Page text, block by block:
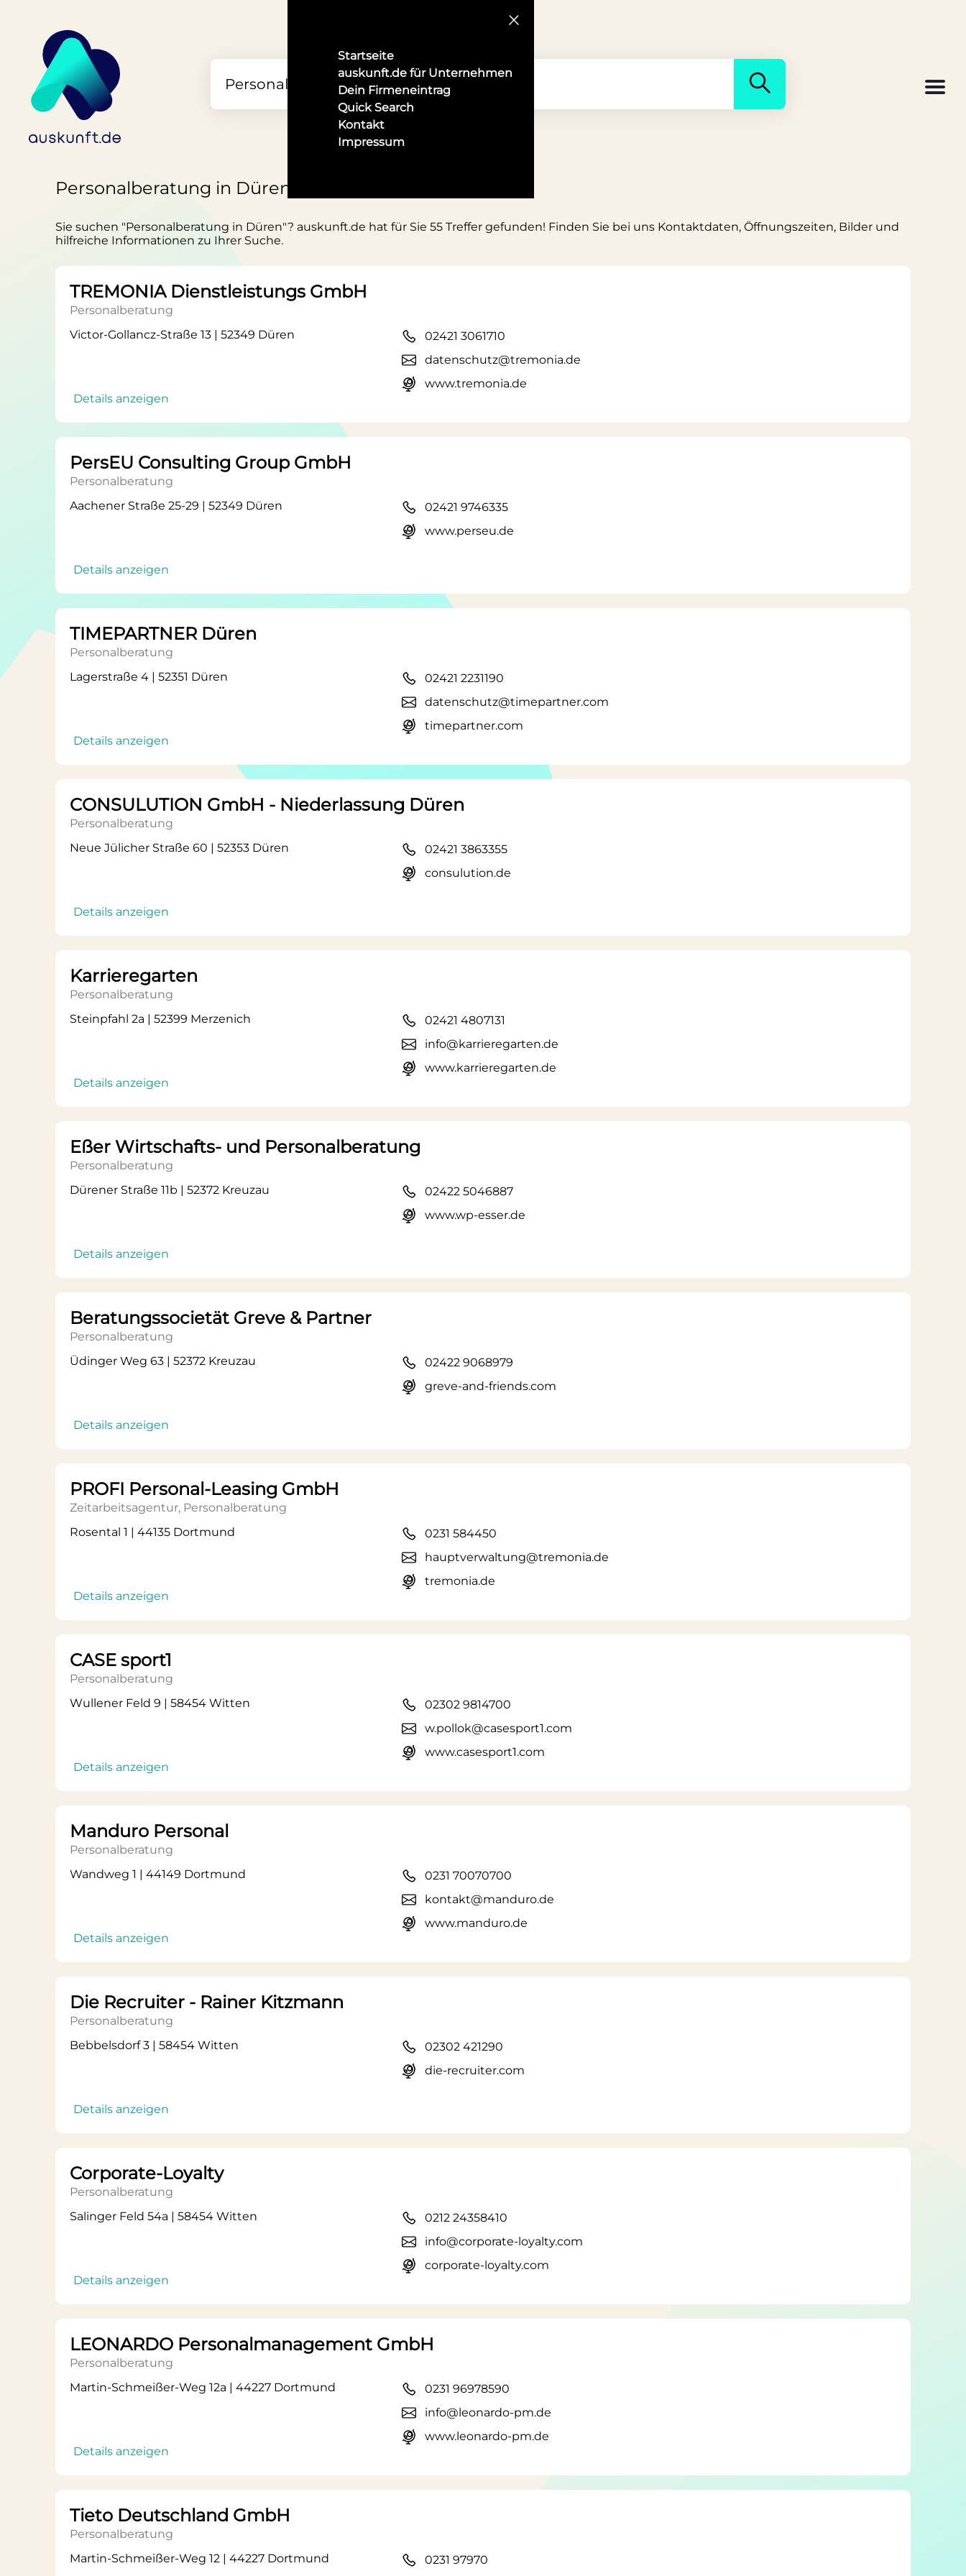
Startseite
auskunft.de für Unternehmen
Dein Firmeneintrag
Quick Search
Kontakt
Impressum
Personalberatung in Düren
Sie suchen "Personalberatung in Düren"? auskunft.de hat für Sie 55 Treffer gefunden! Finden Sie bei uns Kontaktdaten, Öffnungszeiten, Bilder und
hilfreiche Informationen zu Ihrer Suche.
TREMONIA Dienstleistungs GmbH
Personalberatung
Victor-Gollancz-Straße 13 | 52349 Düren
Details anzeigen
02421 3061710
datenschutz@tremonia.de
www.tremonia.de
PersEU Consulting Group GmbH
Personalberatung
Aachener Straße 25-29 | 52349 Düren
Details anzeigen
02421 9746335
www.perseu.de
TIMEPARTNER Düren
Personalberatung
Lagerstraße 4 | 52351 Düren
Details anzeigen
02421 2231190
datenschutz@timepartner.com
timepartner.com
CONSULUTION GmbH - Niederlassung Düren
Personalberatung
Neue Jülicher Straße 60 | 52353 Düren
Details anzeigen
02421 3863355
consulution.de
Karrieregarten
Personalberatung
Steinpfahl 2a | 52399 Merzenich
Details anzeigen
02421 4807131
info@karrieregarten.de
www.karrieregarten.de
Eßer Wirtschafts- und Personalberatung
Personalberatung
Dürener Straße 11b | 52372 Kreuzau
Details anzeigen
02422 5046887
www.wp-esser.de
Beratungssocietät Greve & Partner
Personalberatung
Üdinger Weg 63 | 52372 Kreuzau
Details anzeigen
02422 9068979
greve-and-friends.com
PROFI Personal-Leasing GmbH
Zeitarbeitsagentur, Personalberatung
Rosental 1 | 44135 Dortmund
Details anzeigen
0231 584450
hauptverwaltung@tremonia.de
tremonia.de
CASE sport1
Personalberatung
Wullener Feld 9 | 58454 Witten
Details anzeigen
02302 9814700
w.pollok@casesport1.com
www.casesport1.com
Manduro Personal
Personalberatung
Wandweg 1 | 44149 Dortmund
Details anzeigen
0231 70070700
kontakt@manduro.de
www.manduro.de
Die Recruiter - Rainer Kitzmann
Personalberatung
Bebbelsdorf 3 | 58454 Witten
Details anzeigen
02302 421290
die-recruiter.com
Corporate-Loyalty
Personalberatung
Salinger Feld 54a | 58454 Witten
Details anzeigen
0212 24358410
info@corporate-loyalty.com
corporate-loyalty.com
LEONARDO Personalmanagement GmbH
Personalberatung
Martin-Schmeißer-Weg 12a | 44227 Dortmund
Details anzeigen
0231 96978590
info@leonardo-pm.de
www.leonardo-pm.de
Tieto Deutschland GmbH
Personalberatung
Martin-Schmeißer-Weg 12 | 44227 Dortmund
0231 97970